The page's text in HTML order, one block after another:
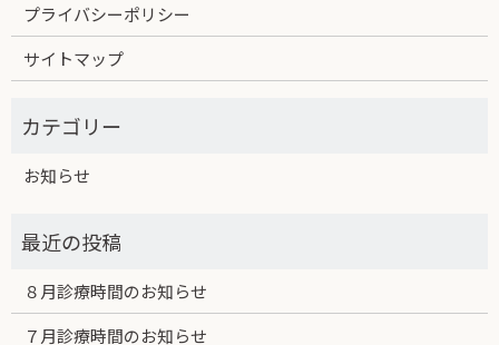
プライバシーポリシー
サイトマップ
お知らせ
８月診療時間のお知らせ
７月診療時間のお知らせ